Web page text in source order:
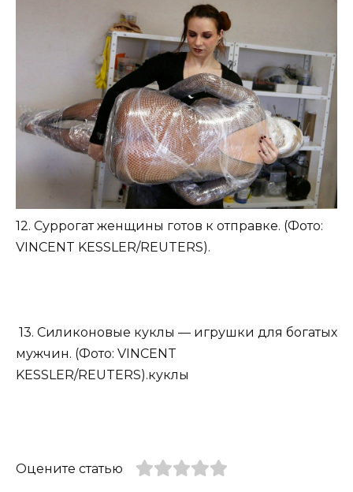
12. Суррогат женщины готов к отправке. (Фото:
VINCENT KESSLER/REUTERS).
13. Силиконовые куклы — игрушки для богатых
мужчин. (Фото: VINCENT
KESSLER/REUTERS).куклы
Оцените статью